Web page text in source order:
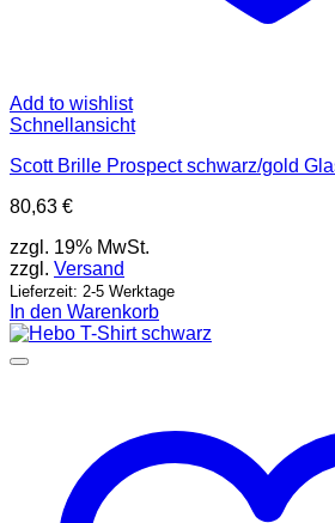
Add to wishlist
Schnellansicht
Scott Brille Prospect schwarz/gold
80,63 €
zzgl. 19% MwSt.
zzgl. Versand
Lieferzeit: 2-5 Werktage
In den Warenkorb